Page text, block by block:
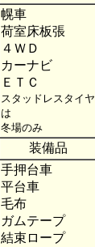
幌車
荷室床板張
４ＷＤ
カーナビ
ＥＴＣ
スタッドレスタイヤ
は
冬場のみ
装備品
手押台車
平台車
毛布
ガムテープ
結束ロープ